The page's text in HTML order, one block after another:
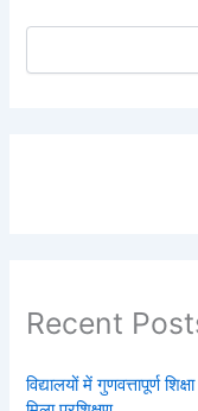
Recent
विद्यालयों में गुणवत्तापूर्ण